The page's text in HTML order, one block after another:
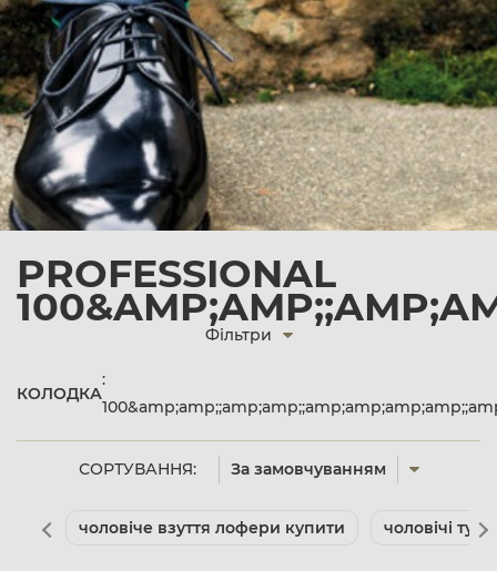
PROFESSIONAL
СОРТУВАННЯ: За замовчуванням
Фільтри
КОЛОДКА
:
чоловіче взуття лофери купити чоловічі